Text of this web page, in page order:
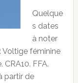
Quelque
s dates
à noter
Voltige féminine
FFA.
partir de